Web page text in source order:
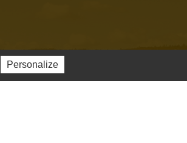
Personalize